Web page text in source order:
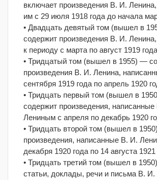
включает произведения В. И.
им с 29 июля 1918 года до начала
• Двадцать девятый том (вышел в
содержит произведения В. И.
к периоду с марта по август 1919 года
• Тридцатый том (вышел в 1955) —
произведения В. И. Ленина,
сентября 1919 года по апрель 1920
• Тридцать первый том (вышел в
содержит произведения,
Лениным с апреля по декабрь 1920
• Тридцать второй том (вышел в
произведения, написанные В. И.
декабря 1920 года по 14 августа 1921
• Тридцать третий том (вышел в
статьи, доклады, речи и письма В. И.